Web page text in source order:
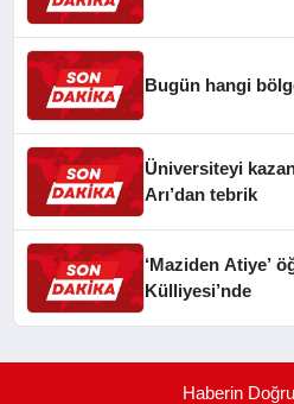
Bugün hangi
Üniversiteyi
Arı’dan tebrik
‘Maziden Atiye’
Külliyesi’nde
Haberin